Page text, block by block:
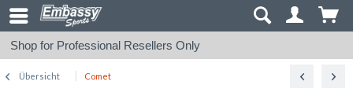
Shop for Professional Resellers Only
Übersicht Comet